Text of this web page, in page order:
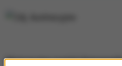
Mężczyzna został